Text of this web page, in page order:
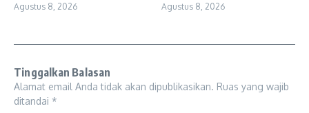
Agustus 8, 2026 Agustus 8, 2026
Tinggalkan Balasan
Alamat email Anda tidak akan dipublikasikan. Ruas yang wajib
ditandai *